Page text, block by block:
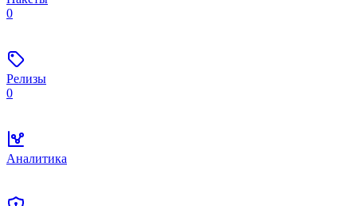
0
Релизы
0
Аналитика